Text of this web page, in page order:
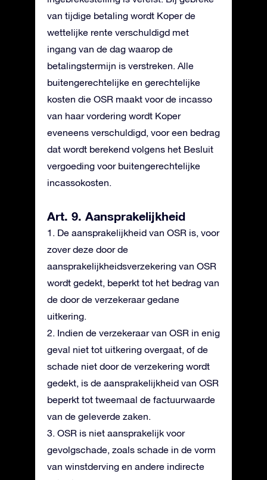
van tijdige betaling wordt Koper de
wettelijke rente verschuldigd met
ingang van de dag waarop de
betalingstermijn is verstreken. Alle
buitengerechtelijke en gerechtelijke
kosten die OSR maakt voor de incasso
van haar vordering wordt Koper
eveneens verschuldigd, voor een bedrag
dat wordt berekend volgens het Besluit
vergoeding voor buitengerechtelijke
incassokosten.
Art. 9. Aansprakelijkheid
1. De aansprakelijkheid van OSR is, voor
zover deze door de
aansprakelijkheidsverzekering van OSR
wordt gedekt, beperkt tot het bedrag van
de door de verzekeraar gedane
uitkering.
2. Indien de verzekeraar van OSR in enig
geval niet tot uitkering overgaat, of de
schade niet door de verzekering wordt
gedekt, is de aansprakelijkheid van OSR
beperkt tot tweemaal de factuurwaarde
van de geleverde zaken.
3. OSR is niet aansprakelijk voor
gevolgschade, zoals schade in de vorm
van winstderving en andere indirecte